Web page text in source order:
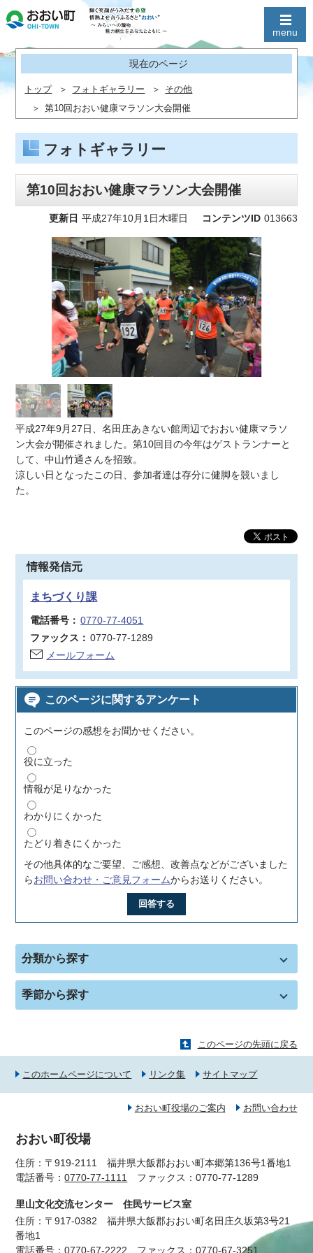
現在のページ
トップ フォトギャラリー
その他
第10回おおい健康マラソン大会開催
フォトギャラリー
第10回おおい健康マラソン大会開催
更新日 平成27年10月1日木曜日 コンテンツID 013663
平成27年9月27日、名田庄あきない館周辺でおおい健康マラソ
ン大会が開催されました。第10回目の今年はゲストランナーと
して、中山竹通さんを招致。
涼しい日となったこの日、参加者達は存分に健脚を競いまし
た。
情報発信元
まちづくり課
電話番号： 0770-77-4051
ファックス： 0770-77-1289
メールフォーム
このページに関するアンケート
このページの感想をお聞かせください。
役に立った
情報が足りなかった
わかりにくかった
たどり着きにくかった
その他具体的なご要望、ご感想、改善点などがございました
らお問い合わせ・ご意見フォームからお送りください。
回答する
分類から探す
季節から探す
このページの先頭に戻る
このホームページについて リンク集 サイトマップ
おおい町役場のご案内 お問い合わせ
おおい町役場
住所：〒919-2111 福井県大飯郡おおい町本郷第136号1番地1
電話番号：0770-77-1111 ファックス：0770-77-1289
里山文化交流センター 住民サービス室
住所：〒917-0382 福井県大飯郡おおい町名田庄久坂第3号21
番地1
電話番号：0770-67-2222 ファックス：0770-67-3251